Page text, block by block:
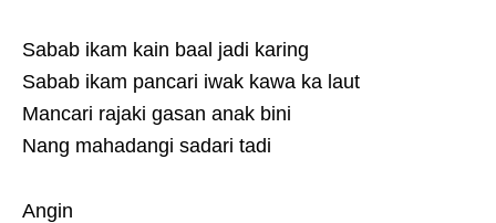
Sabab ikam kain baal jadi karing
Sabab ikam pancari iwak kawa ka laut
Mancari rajaki gasan anak bini
Nang mahadangi sadari tadi
Angin